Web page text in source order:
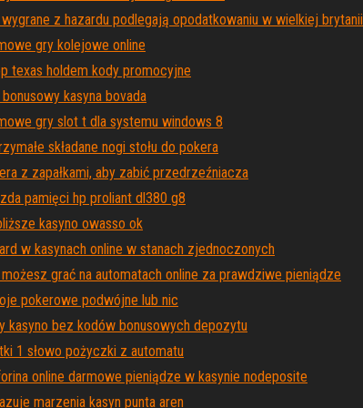
z hazardu podlegają opodatkowaniu w wielkiej brytanii
gry kolejowe online
texas holdem kody promocyjne
kasyna bovada
gry slot t dla systemu windows 8
składane nogi stołu do pokera
z zapałkami, aby zabić przedrzeźniacza
pamięci hp proliant dl380 g8
kasyno owasso ok
w kasynach online w stanach zjednoczonych
grać na automatach online za prawdziwe pieniądze
pokerowe podwójne lub nic
kasyno bez kodów bonusowych depozytu
1 słowo pożyczki z automatu
online darmowe pieniądze w kasynie nodeposite
marzenia kasyn punta aren